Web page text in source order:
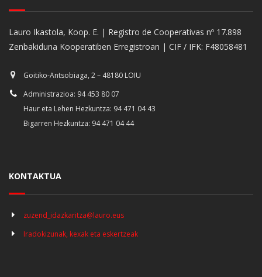
Lauro Ikastola, Koop. E. | Registro de Cooperativas nº 17.898
Zenbakiduna Kooperatiben Erregistroan | CIF / IFK: F48058481
Goitiko-Antsobiaga, 2 – 48180 LOIU
Administrazioa: 94 453 80 07
Haur eta Lehen Hezkuntza: 94 471 04 43
Bigarren Hezkuntza: 94 471 04 44
KONTAKTUA
zuzend_idazkaritza@lauro.eus
Iradokizunak, kexak eta eskertzeak